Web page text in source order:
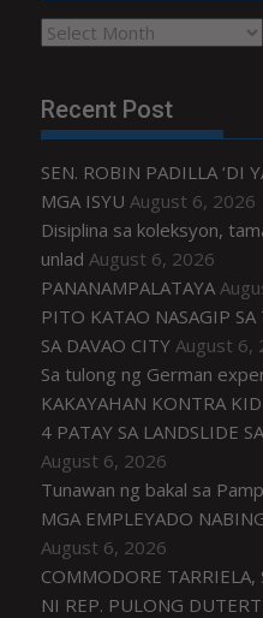
Archives
Recent Post
SEN. ROBIN PADILLA ‘DI
MGA ISYU August 6, 2026
Disiplina sa koleksyon,
unlad August 6, 2026
PANANAMPALATAYA
PITO KATAO NASAGIP
SA DAVAO CITY August 6,
Sa tulong ng German
KAKAYAHAN KONTRA
4 PATAY SA LANDSLIDE
August 6, 2026
Tunawan ng bakal sa
MGA EMPLEYADO
August 6, 2026
COMMODORE
NI REP. PULONG